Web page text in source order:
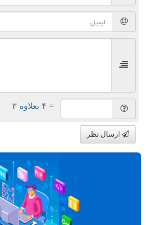
= ۴ بعلاوه ۳
ارسال نظر